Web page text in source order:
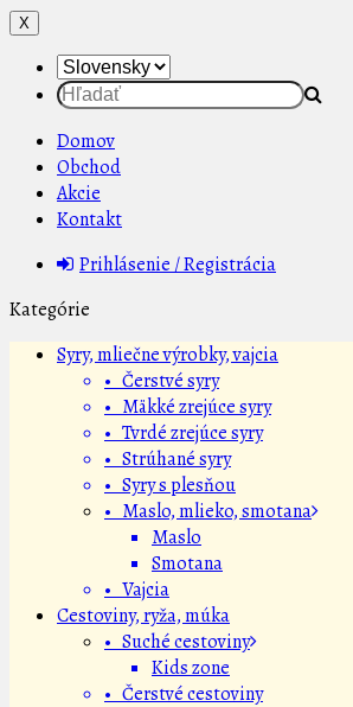
X
Domov
Obchod
Akcie
Kontakt
Prihlásenie / Registrácia
Kategórie
Syry, mliečne výrobky, vajcia
• Čerstvé syry
• Mäkké zrejúce syry
• Tvrdé zrejúce syry
• Strúhané syry
• Syry s plesňou
• Maslo, mlieko, smotana
Maslo
Smotana
• Vajcia
Cestoviny, ryža, múka
• Suché cestoviny
Kids zone
• Čerstvé cestoviny